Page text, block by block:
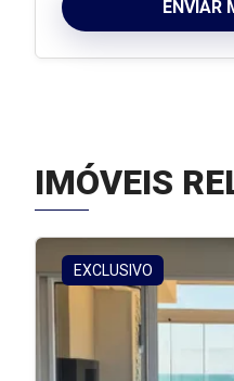
ENVIAR
IMÓVEIS
EXCLUSIVO